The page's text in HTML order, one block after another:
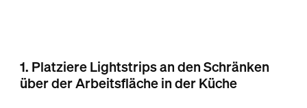
1. Platziere Lightstrips an den Schränken
über der Arbeitsfläche in der Küche